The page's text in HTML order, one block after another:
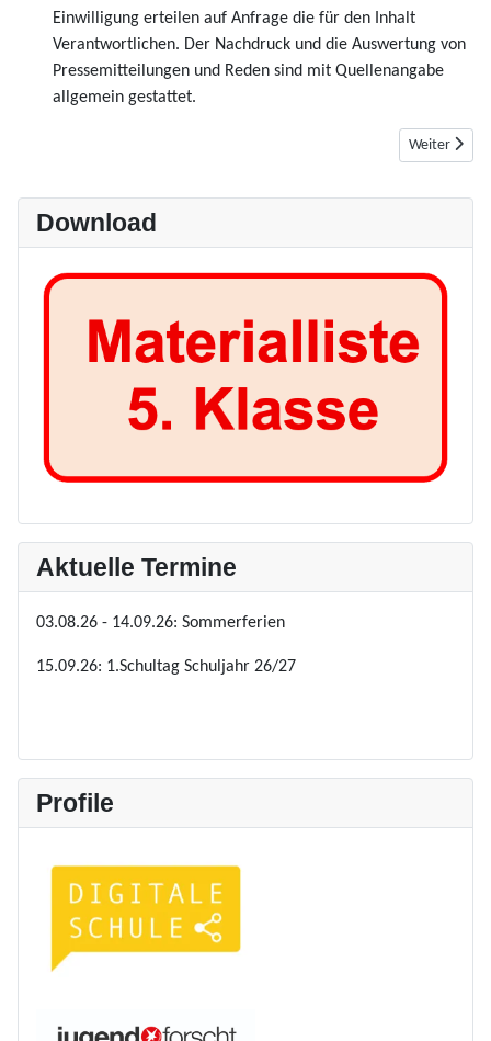
Einwilligung erteilen auf Anfrage die für den Inhalt
Verantwortlichen. Der Nachdruck und die Auswertung von
Pressemitteilungen und Reden sind mit Quellenangabe
allgemein gestattet.
Nächster
Weiter
Download
Aktuelle Termine
03.08.26 - 14.09.26: Sommerferien
15.09.26: 1.Schultag Schuljahr 26/27
Profile